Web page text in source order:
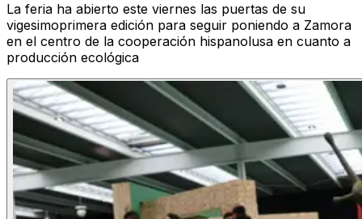
La feria ha abierto este viernes las puertas de su
vigesimoprimera edición para seguir poniendo a Zamora
en el centro de la cooperación hispanolusa en cuanto a
producción ecológica